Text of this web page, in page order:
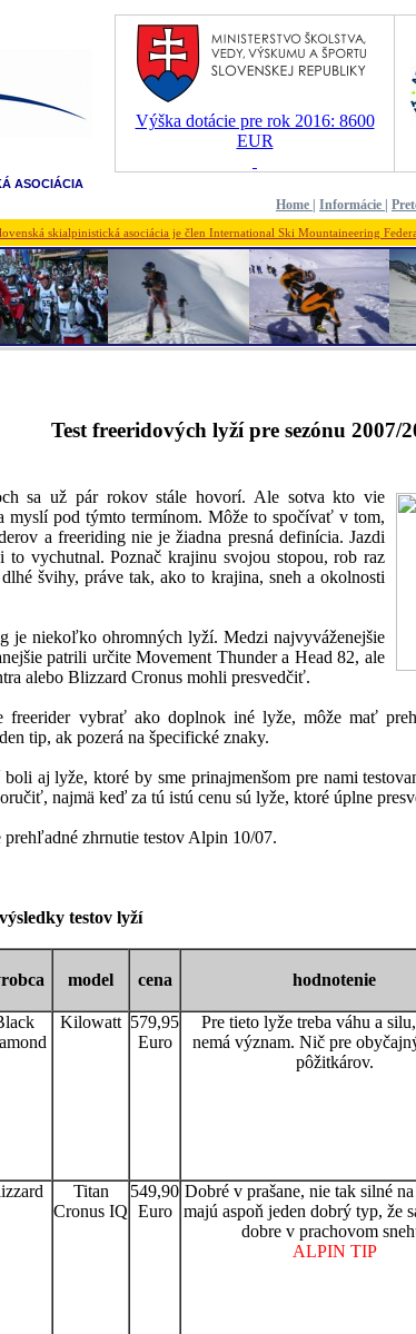
Výška dotácie pre rok 2016: 8600
EUR
ASOCIÁCIA
Home Informácie
skialpinistická asociácia je člen International Ski Mountaineering
Test freeridových lyží pre sezónu 2007/
sa už pár rokov stále hovorí. Ale sotva kto vie
myslí pod týmto termínom. Môže to spočívať v tom,
a freeriding nie je žiadna presná definícia. Jazdi
to vychutnal. Poznač krajinu svojou stopou, rob raz
švihy, práve tak, ako to krajina, sneh a okolnosti
je niekoľko ohromných lyží. Medzi najvyváženejšie
patrili určite Movement Thunder a Head 82, ale
alebo Blizzard Cronus mohli presvedčiť.
freerider vybrať ako doplnok iné lyže, môže mať
tip, ak pozerá na špecifické znaky.
boli aj lyže, ktoré by sme prinajmenšom pre nami
najmä keď za tú istú cenu sú lyže, ktoré úplne
zhrnutie testov Alpin 10/07.
testov lyží
model cena hodnotenie
Kilowatt 579,95
Euro
Pre tieto lyže treba váhu a
nemá význam. Nič pre
pôžitkárov.
Titan
Cronus IQ
549,90
Euro
Dobré v prašane, nie tak silné
majú aspoň jeden dobrý typ, že
dobre v prachovom
ALPIN TIP